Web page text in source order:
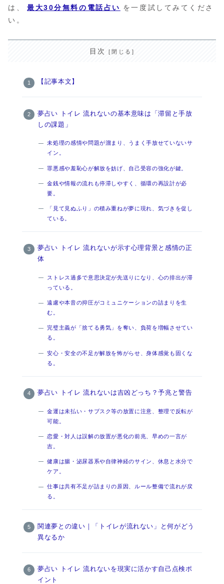
は、
最大30分無料の電話占い を一度試してみてくださ
い。
目次
【記事本文】
夢占い トイレ 流れないの基本意味は「滞留と手放
しの課題」
未処理の感情や問題が溜まり、うまく手放せていないサ
イン。
罪悪感や羞恥心が解放を妨げ、自己受容の強化が鍵。
金銭や情報の流れも停滞しやすく、循環の再設計が必
要。
「見て見ぬふり」の積み重ねが夢に現れ、気づきを促し
ている。
夢占い トイレ 流れないが示す心理背景と感情の正
体
ストレス過多で意思決定が先送りになり、心の排出が滞
っている。
遠慮や本音の抑圧がコミュニケーションの詰まりを生
む。
完璧主義が「捨てる勇気」を奪い、負荷を増幅させてい
る。
安心・安全の不足が解放を怖がらせ、身体感覚も固くな
る。
夢占い トイレ 流れないは吉凶どっち？予兆と警告
金運は未払い・サブスク等の放置に注意、整理で反転が
可能。
恋愛・対人は誤解の放置が悪化の前兆、早めの一言が
吉。
健康は腸・泌尿器系や自律神経のサイン、休息と水分で
ケア。
仕事は共有不足が詰まりの原因、ルール整備で流れが戻
る。
関連夢との違い｜「トイレが流れない」と何がどう
異なるか
夢占い トイレ 流れないを現実に活かす自己点検ポ
イント